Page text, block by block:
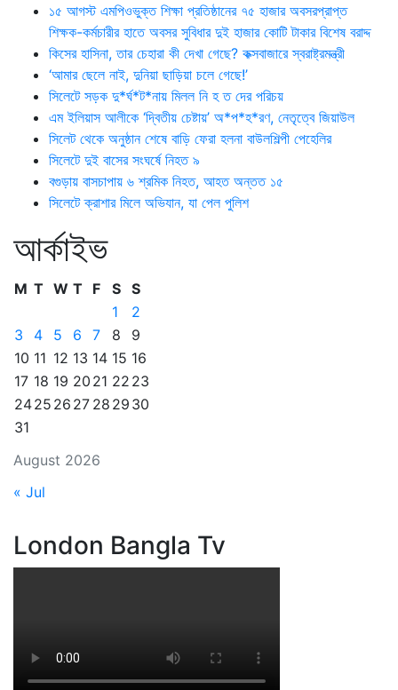
১৫ আগস্ট এমপিওভুক্ত শিক্ষা প্রতিষ্ঠানের ৭৫ হাজার অবসরপ্রাপ্ত
শিক্ষক-কর্মচারীর হাতে অবসর সুবিধার দুই হাজার কোটি টাকার বিশেষ বরাদ্দ
কিসের হাসিনা, তার চেহারা কী দেখা গেছে? কক্সবাজারে স্বরাষ্ট্রমন্ত্রী
‘আমার ছেলে নাই, দুনিয়া ছাড়িয়া চলে গেছে!’
সিলেটে সড়ক দু*র্ঘ*ট*নায় মিলল নি হ ত দের পরিচয়
এম ইলিয়াস আলীকে ‘দ্বিতীয় চেষ্টায়’ অ*প*হ*রণ, নেতৃত্বে জিয়াউল
সিলেট থেকে অনুষ্ঠান শেষে বাড়ি ফেরা হলনা বাউলশিল্পী পেহেলির
সিলেটে দুই বাসের সংঘর্ষে নিহত ৯
বগুড়ায় বাসচাপায় ৬ শ্রমিক নিহত, আহত অন্তত ১৫
সিলেটে ক্রাশার মিলে অভিযান, যা পেল পুলিশ
আর্কাইভ
August 2026
M T W T F S S
1
2
3
4 5 6 7 8
9
10 11 12 13 14 15 16
17 18 19 20 21 22 23
2425 26 27 28 29 30
31
« Jul
London Bangla Tv